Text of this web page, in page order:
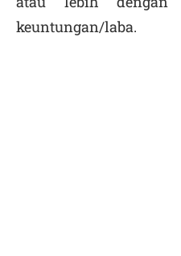
keuntungan/laba.